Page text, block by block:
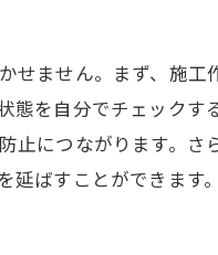
ません。まず、施
を自分でチェック
につながります。
ばすことができま